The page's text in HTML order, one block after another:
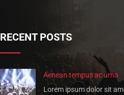
RECENT POSTS
Aenean tempus ac urna
Lorem ipsum dolor sit